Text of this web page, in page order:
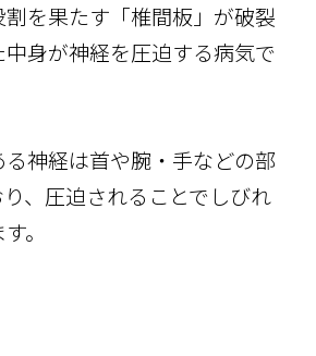
を果たす「椎間板」が破裂
中身が神経を圧迫する病気で
神経は首や腕・手などの部
、圧迫されることでしびれ
。